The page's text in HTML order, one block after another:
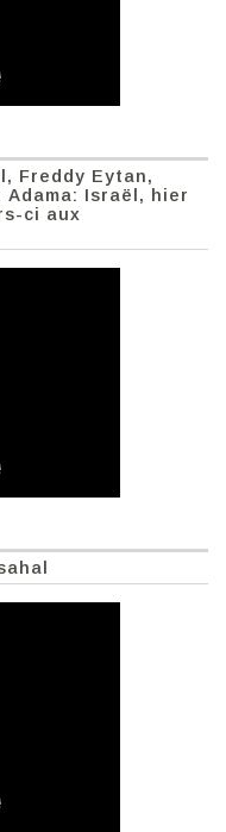
Freddy Eytan,
Israël, hier
ci aux